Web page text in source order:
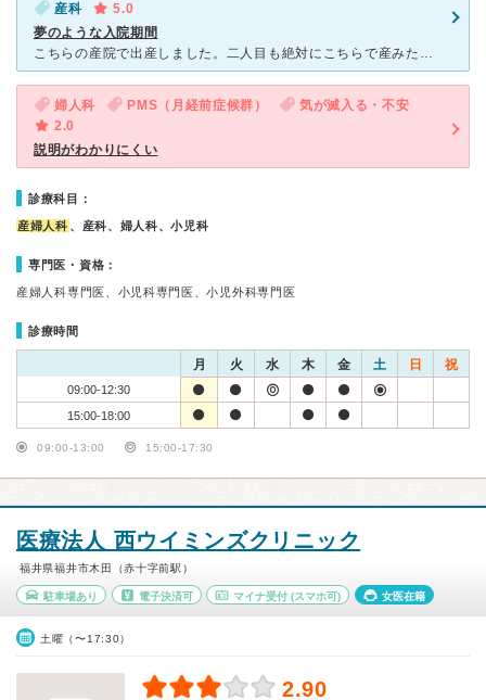
産科
5.0
夢のような入院期間
こちらの産院で出産しました。二人目も絶対にこちらで産みたい！と思うほど素晴らしい産院です。 先生も丁寧で入院中に一度部屋に経過観察に来てくださいました。看護師さんは少し厳しい面もありますが、今後赤ち
婦人科 PMS（月経前症候群）
気が滅入る・不安
2.0
説明がわかりにくい
診療科目：
産婦人科 、産科、婦人科、小児科
専門医・資格：
産婦人科専門医、小児科専門医、小児外科専門医
診療時間
月 火 水 木 金 土 日 祝
09:00-12:30
15:00-18:00
09:00-13:00 15:00-17:30
医療法人 西ウイミンズクリニック
福井県福井市木田（赤十字前駅）
駐車場あり 電子決済可 マイナ受付 (スマホ可) 女医在籍
土曜（〜17:30）
2.90